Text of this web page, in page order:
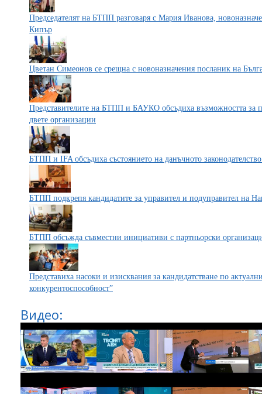
Председателят на БТПП разговаря с Мария Иванова,
Кипър
Цветан Симеонов се срещна с новоназначения посланик на
Представителите на БТПП и БАУКО обсъдиха възможността за
двете организации
БТПП и IFA обсъдиха състоянието на данъчното
БТПП подкрепя кандидатите за управител и подуправител на
БТПП обсъжда съвместни инициативи с партньорски
Представиха насоки и изисквания за кандидатстване по
конкурентоспособност”
Видео: